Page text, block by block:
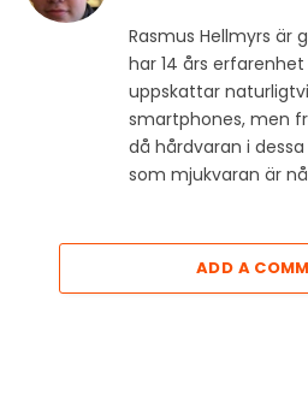
Rasmus Hellmyrs är
har 14 års
uppskattar
smartphones, men
då hårdvaran i
som mjukvaran är
ADD A